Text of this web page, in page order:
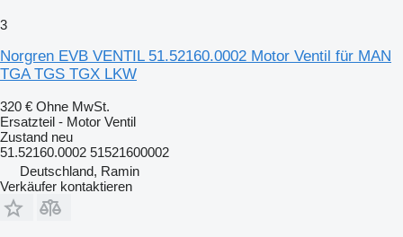
3
Norgren EVB VENTIL 51.52160.0002 Motor Ventil für MAN
TGA TGS TGX LKW
320 € Ohne MwSt.
Ersatzteil - Motor Ventil
Zustand neu
51.52160.0002 51521600002
Deutschland, Ramin
Verkäufer kontaktieren